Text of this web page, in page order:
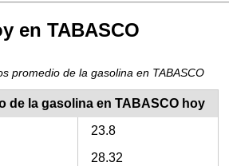
en TABASCO
promedio de la gasolina en TABASCO
de la gasolina en TABASCO hoy
23.8
28.32